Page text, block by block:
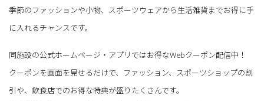
季節のファッションや小物、スポーツウェアから生活雑貨までお得に手
に入れるチャンスです。
同施設の公式ホームページ・アプリではお得なWebクーポン配信中！
クーポンを画面を見せるだけで、ファッション、スポーツショップの割
引や、飲食店でのお得な特典が盛りたくさんです。